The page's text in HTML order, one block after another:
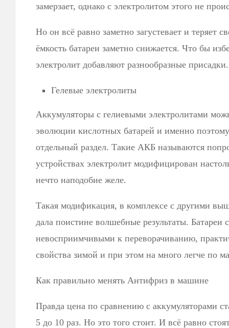
замерзает, однако с электролитом этого не
Но он всё равно заметно загустевает и теряет
ёмкость батареи заметно снижается. Что бы
электролит добавляют разнообразные присадки.
Гелевые электролиты
Аккумуляторы с гелиевыми электролитами
эволюции кислотных батарей и именно
отдельный раздел. Такие АКБ называются
устройствах электролит модифицирован
нечто наподобие желе.
Такая модификация, в комплексе с другими
дала поистине волшебные результаты. Батареи
невосприимчивыми к переворачиванию,
свойства зимой и при этом на много легче по
Как правильно менять Антифриз в машине
Правда цена по сравнению с аккумуляторами
5 до 10 раз. Но это того стоит. И всё равно